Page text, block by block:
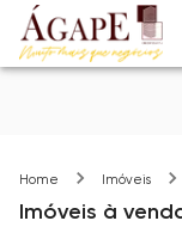
Home Imóveis
Imóveis à